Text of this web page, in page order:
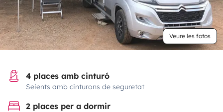
Veure les fotos
4 places amb cinturó
Seients amb cinturons de seguretat
2 places per a dormir